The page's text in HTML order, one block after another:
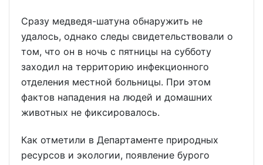
Сразу медведя-шатуна обнаружить не
удалось, однако следы свидетельствовали о
том, что он в ночь с пятницы на субботу
заходил на территорию инфекционного
отделения местной больницы. При этом
фактов нападения на людей и домашних
животных не фиксировалось.
Как отметили в Департаменте природных
ресурсов и экологии, появление бурого